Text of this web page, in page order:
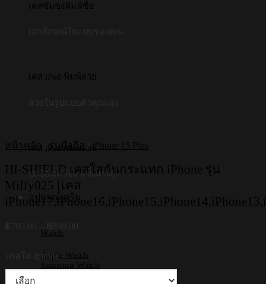
เคสซัมซุงพิมพ์ชื่อ
เคส iPad พิมพ์ลาย
เคส iPad Absolute
ปกป้องเครื่อง แข็งแรงสูง
อุปกรณ์เสริม
Watch
Apple Watch
Samsung Watch
หน้าหลัก / รุ่นมือถือ / iPhone 15 Plus
HI-SHIELD เคสใสกันกระแทก iPhone รุ่น
Miffy025 [เคส
through
฿890.00
เคสใส iphone